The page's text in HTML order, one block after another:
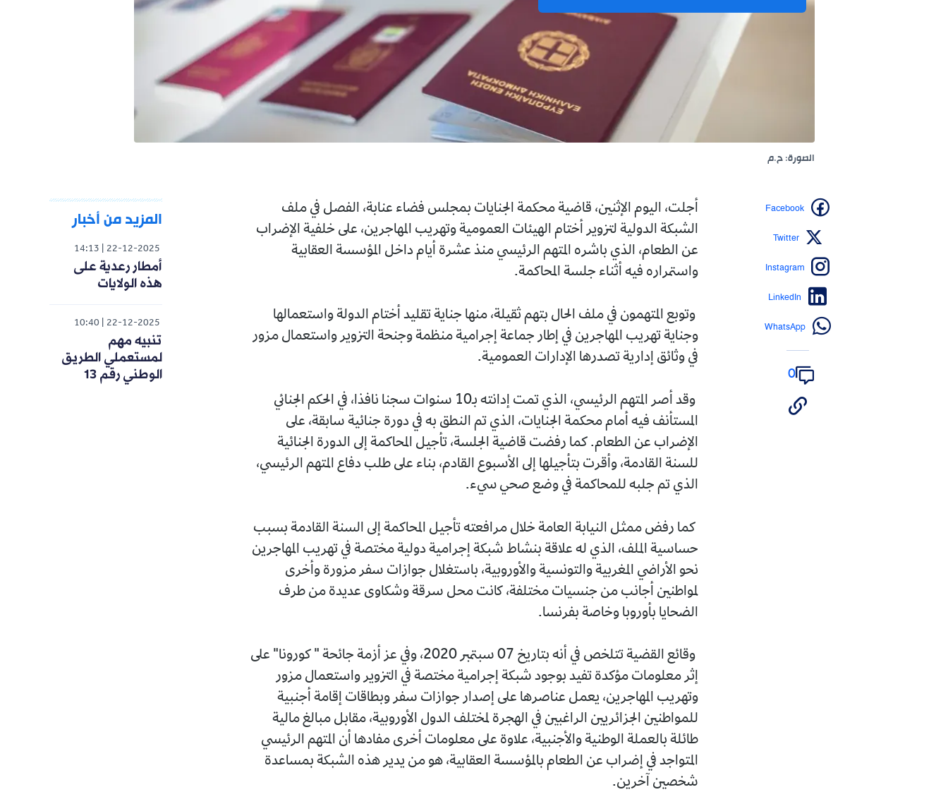
الصورة: ح.م
أجلت، اليوم الإثنين، قاضية محكمة الجنايات بمجلس فضاء عنابة، الفصل في ملف
الشبكة الدولية لتزوير أختام الهيئات العمومية وتهريب المهاجرين، على خلفية الإضراب
عن الطعام، الذي باشره المتهم الرئيسي منذ عشرة أيام داخل المؤسسة العقابية
واستمراره فيه أثناء جلسة المحاكمة.
وتوبع المتهمون في ملف الحال بتهم ثقيلة، منها جناية تقليد أختام الدولة واستعمالها
وجناية تهريب المهاجرين في إطار جماعة إجرامية منظمة وجنحة التزوير واستعمال مزور
في وثائق إدارية تصدرها الإدارات العمومية.
وقد أصر المتهم الرئيسي، الذي تمت إدانته بـ10 سنوات سجنا نافذا، في الحكم الجنائي
المستأنف فيه أمام محكمة الجنايات، الذي تم النطق به في دورة جنائية سابقة، على
الإضراب عن الطعام. كما رفضت قاضية الجلسة، تأجيل المحاكمة إلى الدورة الجنائية
للسنة القادمة، وأقرت بتأجيلها إلى الأسبوع القادم، بناء على طلب دفاع المتهم الرئيسي،
الذي تم جلبه للمحاكمة في وضع صحي سيء.
كما رفض ممثل النيابة العامة خلال مرافعته تأجيل المحاكمة إلى السنة القادمة بسبب
حساسية الملف، الذي له علاقة بنشاط شبكة إجرامية دولية مختصة في تهريب المهاجرين
نحو الأراضي المغربية والتونسية والأوروبية، باستغلال جوازات سفر مزورة وأخرى
لمواطنين أجانب من جنسيات مختلفة، كانت محل سرقة وشكاوى عديدة من طرف
الضحايا بأوروبا وخاصة بفرنسا.
وقائع القضية تتلخص في أنه بتاريخ 07 سبتمبر 2020، وفي عز أزمة جائحة " كورونا" على
إثر معلومات مؤكدة تفيد بوجود شبكة إجرامية مختصة في التزوير واستعمال مزور
وتهريب المهاجرين، يعمل عناصرها على إصدار جوازات سفر وبطاقات إقامة أجنبية
للمواطنين الجزائريين الراغبين في الهجرة لمختلف الدول الأوروبية، مقابل مبالغ مالية
طائلة بالعملة الوطنية والأجنبية، علاوة على معلومات أخرى مفادها أن المتهم الرئيسي
المتواجد في إضراب عن الطعام بالمؤسسة العقابية، هو من يدير هذه الشبكة بمساعدة
شخصين آخرين.
Facebook
Twitter
Instagram
LinkedIn
WhatsApp
0
المزيد من أخبار
22-12-2025
14:13
أمطار رعدية على
هذه الولايات
22-12-2025
10:40
تنبيه مهم
لمستعملي الطريق
الوطني رقم 13